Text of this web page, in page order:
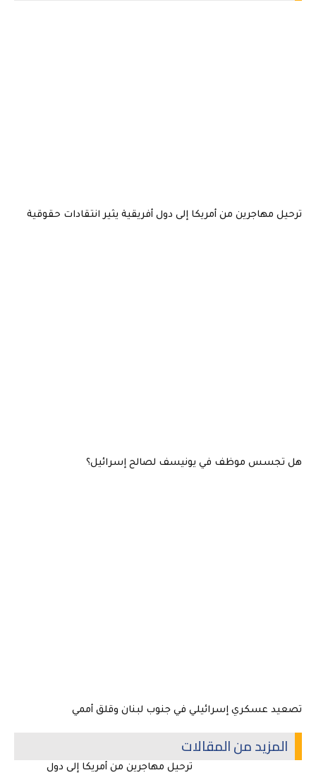
ترحيل مهاجرين من أمريكا إلى دول أفريقية يثير انتقادات حقوقية
هل تجسس موظف في يونيسف لصالح إسرائيل؟
تصعيد عسكري إسرائيلي في جنوب لبنان وقلق أممي
المزيد من المقالات
ترحيل مهاجرين من أمريكا إلى دول